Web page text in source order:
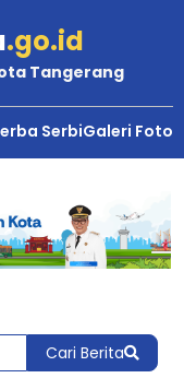
.go.id
Tangerang
SerbiGaleri Foto
Cari Berita